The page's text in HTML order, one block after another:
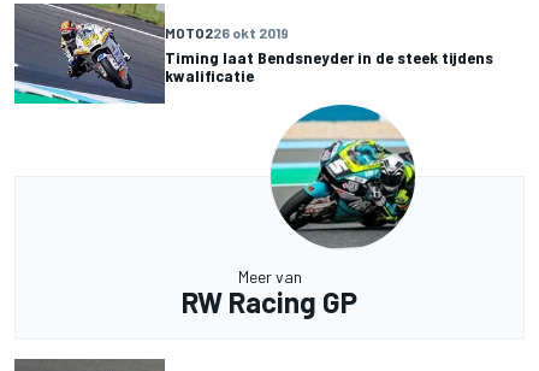
MOTO226 okt 2019
Timing laat Bendsneyder in de steek tijdens
kwalificatie
Meer van
RW Racing GP